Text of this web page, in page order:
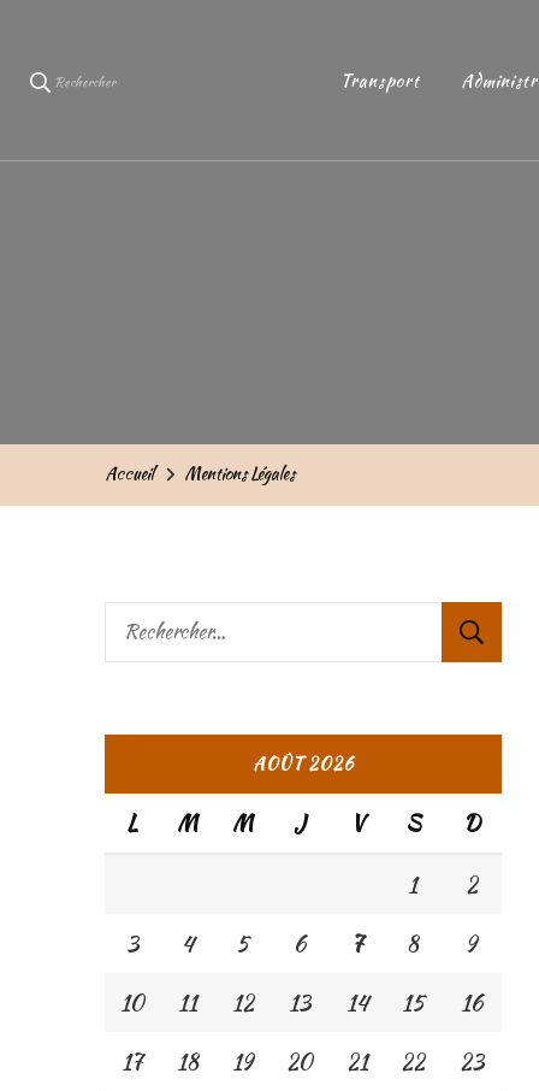
Rechercher Transport
Accueil Mentions Légales
Rechercher :
AOÛT 2026
L M M J V S
D
1
2
3
4 5 6 7 8
9
10
11 12 13 14 15
16
17
18 19 20 21 22
23